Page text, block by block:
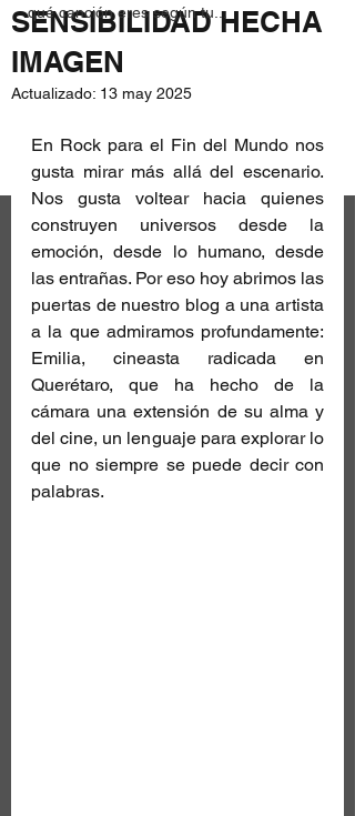
qué canción eres según tu...
SENSIBILIDAD HECHA
IMAGEN
Actualizado: 13 may 2025
En Rock para el Fin del Mundo nos
gusta mirar más allá del escenario.
Nos gusta voltear hacia quienes
construyen universos desde la
emoción, desde lo humano, desde
las entrañas. Por eso hoy abrimos las
puertas de nuestro blog a una artista
a la que admiramos profundamente:
Emilia, cineasta radicada en
Querétaro, que ha hecho de la
cámara una extensión de su alma y
del cine, un lenguaje para explorar lo
que no siempre se puede decir con
palabras.